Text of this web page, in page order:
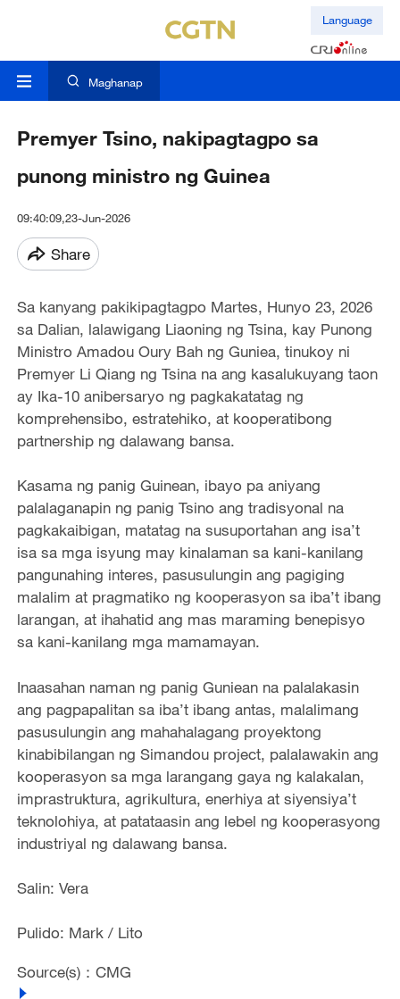
Language
Maghanap
Premyer Tsino, nakipagtagpo sa
punong ministro ng Guinea
09:40:09,23-Jun-2026
Share
Sa kanyang pakikipagtagpo Martes, Hunyo 23, 2026
sa Dalian, lalawigang Liaoning ng Tsina, kay Punong
Ministro Amadou Oury Bah ng Guniea, tinukoy ni
Premyer Li Qiang ng Tsina na ang kasalukuyang taon
ay Ika-10 anibersaryo ng pagkakatatag ng
komprehensibo, estratehiko, at kooperatibong
partnership ng dalawang bansa.
Kasama ng panig Guinean, ibayo pa aniyang
palalaganapin ng panig Tsino ang tradisyonal na
pagkakaibigan, matatag na susuportahan ang isa’t
isa sa mga isyung may kinalaman sa kani-kanilang
pangunahing interes, pasusulungin ang pagiging
malalim at pragmatiko ng kooperasyon sa iba’t ibang
larangan, at ihahatid ang mas maraming benepisyo
sa kani-kanilang mga mamamayan.
Inaasahan naman ng panig Guniean na palalakasin
ang pagpapalitan sa iba’t ibang antas, malalimang
pasusulungin ang mahahalagang proyektong
kinabibilangan ng Simandou project, palalawakin ang
kooperasyon sa mga larangang gaya ng kalakalan,
imprastruktura, agrikultura, enerhiya at siyensiya’t
teknolohiya, at patataasin ang lebel ng kooperasyong
industriyal ng dalawang bansa.
Salin: Vera
Pulido: Mark / Lito
Source(s)：CMG